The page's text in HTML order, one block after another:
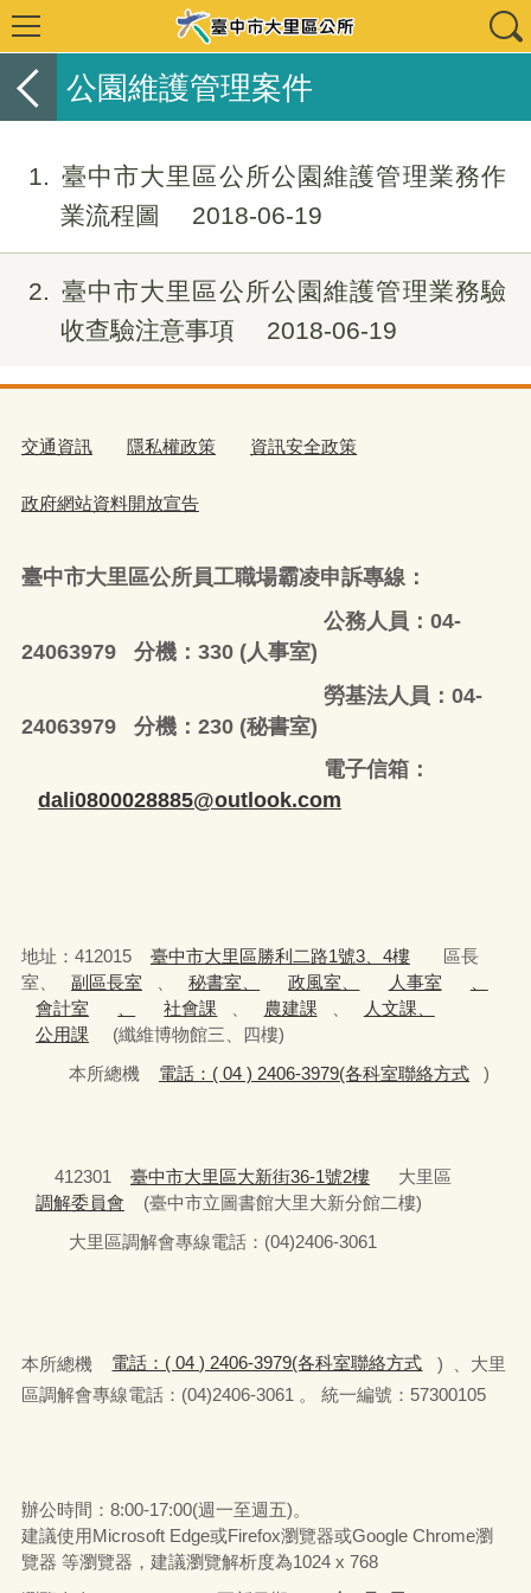
公園維護管理案件
1
臺中市大里區公所公園維護管理業務作
業流程圖
2018-06-19
2
臺中市大里區公所公園維護管理業務驗
收查驗注意事項
2018-06-19
交通資訊 隱私權政策 資訊安全政策
政府網站資料開放宣告
臺中市大里區公所員工職場霸凌申訴專線：
公務人員：04-
24063979 分機：330 (人事室)
勞基法人員：04-
24063979 分機：230 (秘書室)
電子信箱：
dali0800028885@outlook.com
地址：412015 臺中市大里區勝利二路1號3、4樓
區長
室、
副區長室 、 秘書室、 政風室、 人事室
、
會計室
、 社會課 、 農建課 、
人文課、
公用課
(纖維博物館三、四樓)
本所總機
電話：( 04 ) 2406-3979(各科室聯絡方式 )
412301 臺中市大里區大新街36-1號2樓
大里區
調解委員會
(臺中市立圖書館大里大新分館二樓)
大里區調解會專線電話：(04)2406-3061
本所總機 電話：( 04 ) 2406-3979(各科室聯絡方式
) 、大里
區調解會專線電話：(04)2406-3061 。 統一編號：57300105
辦公時間：8:00-17:00(週一至週五)。
建議使用Microsoft Edge或Firefox瀏覽器或Google Chrome瀏
覽器 等瀏覽器，建議瀏覽解析度為1024 x 768